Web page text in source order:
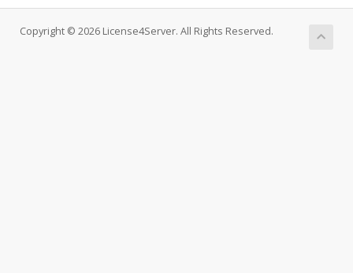
Copyright © 2026 License4Server. All Rights Reserved.